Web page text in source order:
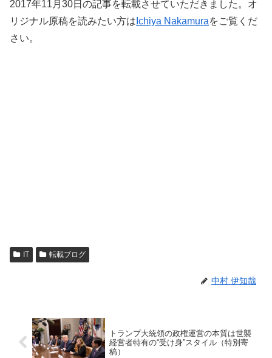
2017年11月30日の記事を転載させていただきました。オ
リジナル原稿を読みたい方は Ichiya Nakamuraをご覧くだ
さい。
IT 転載ブログ
中村 伊知哉
トランプ大統領の政権運営の本質は世襲
経営者特有の“受け身”スタイル（特別寄
稿）